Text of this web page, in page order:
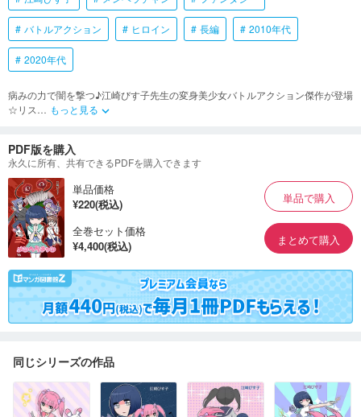
バトルアクション ヒロイン 長編 2010年代
2020年代
病みの力で闇を撃つ♪江崎びす子先生の変身美少女バトルアクション傑作が登場
☆リス… もっと見る keyboard_arrow_down
PDF版を購入
永久に所有、共有できるPDFを購入できます
単品価格
¥220(税込)
単品で購入
全巻セット価格
¥4,400(税込)
まとめて購入
同じシリーズの作品